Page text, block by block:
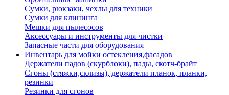
Сумки, рюкзаки, чехлы для техники
Сумки для клининга
Мешки для пылесосов
Аксессуары и инструменты для чистки
Запасные части для оборудования
Инвентарь для мойки остекления,фасадов
Держатели падов (скурблоки), пады, скотч-брайт
Сгоны (стяжки,склизы), держатели планок, планки,
резинки
Резинки для сгонов